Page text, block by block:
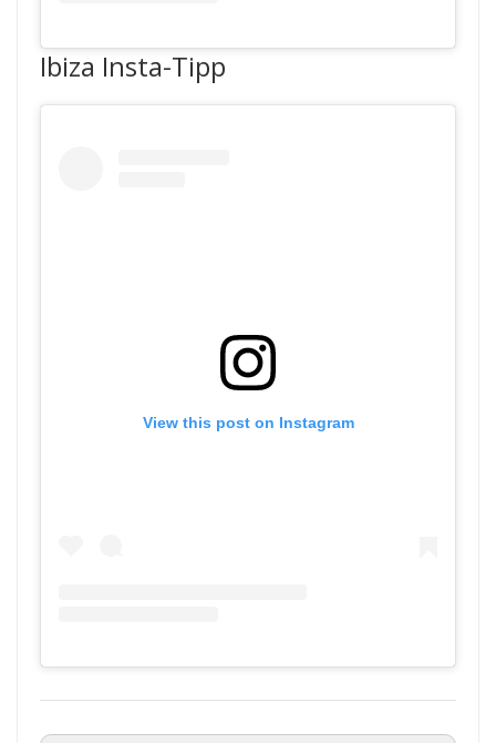
Ibiza Insta-Tipp
View this post on Instagram